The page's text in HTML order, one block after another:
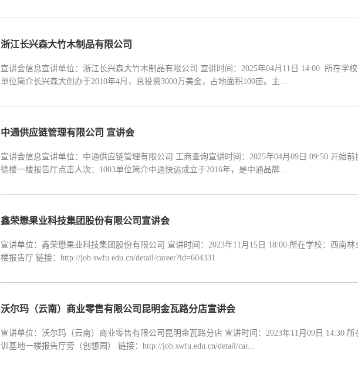
浙江长兴森大竹木制品有限公司
宣讲会信息宣讲单位：浙江长兴森大竹木制品有限公司 宣讲时间：2025年04月11日 14:00 所在学
单位简介长兴森大创办于2010年4月，总投资3000万美金，占地面积100亩。主...
中通供应链管理有限公司 宣讲会
宣讲会信息宣讲单位：中通供应链管理有限公司 工商查询宣讲时间：2025年04月09日 09:50 开始前提醒我所在学校：西南林业大学宣讲地点：立
德楼一楼报告厅点击人次：1003单位简介中通快运成立于2016年，是中通品牌...
鑫荣懋果业科技集团股份有限公司宣讲会
宣讲单位：鑫荣懋果业科技集团股份有限公司 宣讲时间：2023年11月15日 18:00 所在学校：西南
楼报告厅 链接：http://job.swfu.edu.cn/detail/career?id=604331
沃尔玛（云南）商业零售有限公司昆明金瓦路分店宣讲会
宣讲单位：沃尔玛（云南）商业零售有限公司昆明金瓦路分店 宣讲时间：2023年11月09日 14:30
训基地一楼报告厅旁（创想园） 链接：http://job.swfu.edu.cn/detail/car...